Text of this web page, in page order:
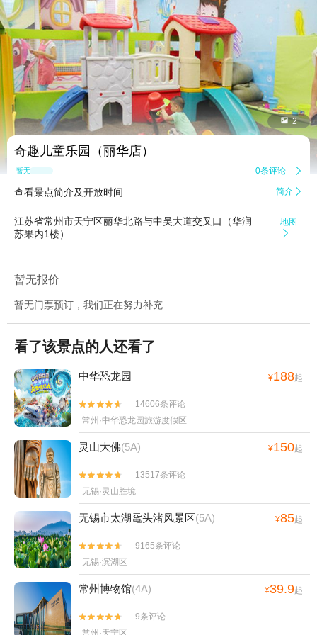
 2
奇趣儿童乐园（丽华店）
暂无点评 0条评论 
查看景点简介及开放时间 简介 
江苏省常州市天宁区丽华北路与中吴大道交叉口（华润
苏果内1楼）
地图

暂无报价
暂无门票预订，我们正在努力补充
看了该景点的人还看了
中华恐龙园 ¥188起


14606条评论
常州·中华恐龙园旅游度假区
灵山大佛(5A) ¥150起


13517条评论
无锡·灵山胜境
无锡市太湖鼋头渚风景区(5A) ¥85起


9165条评论
无锡·滨湖区
常州博物馆(4A) ¥39.9起


9条评论
